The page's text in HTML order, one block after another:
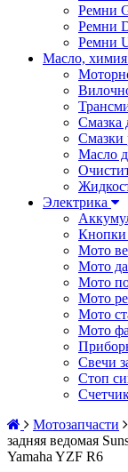
Ремни
Ремни
Ремни
Масло, химия
Смазка
Смазки
Масло
Электрика
Кнопки
Мото
Мото
Мото
Мото
Мото
Мото
Свечи
Стоп
Мотозапчасти
задняя ведомая
Yamaha YZF R6